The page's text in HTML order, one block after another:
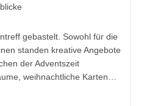
gebastelt. Sowohl für die
standen kreative Angebote
der Adventszeit
weihnachtliche Karten…